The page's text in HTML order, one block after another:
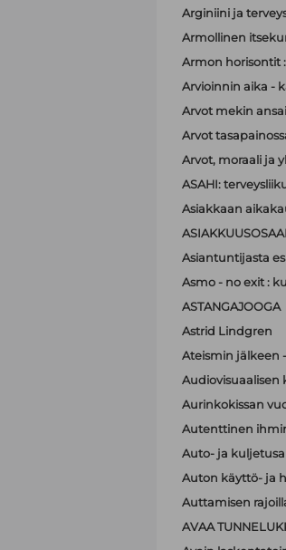
Arginiini ja
Armollinen
Armon horisontit
Arvioinnin aika -
Arvot mekin
Arvot
Arvot, moraali ja
ASAHI:
Asiakkaan
Asiantuntijasta
Asmo - no exit :
ASTANGAJOOGA
Astrid Lindgren
Ateismin jälkeen
Audiovisuaalisen
Aurinkokissan
Autenttinen
Auto- ja
Auton käyttö- ja
Auttamisen
AVAA